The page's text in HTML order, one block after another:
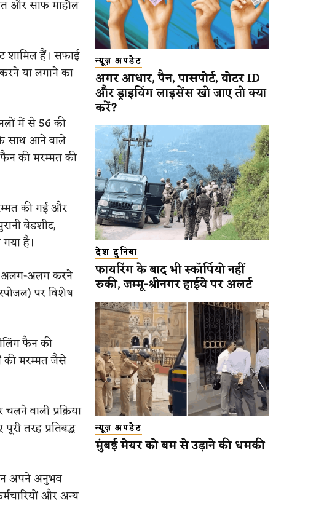
और साफ माहौल
शामिल हैं। सफाई
या लगाने का
में से 56 की
साथ आने वाले
की मरम्मत की
की गई और
बेडशीट,
है।
अलग-अलग करने
पर विशेष
फैन की
की मरम्मत जैसे
वाली प्रक्रिया
तरह प्रतिबद्ध
अपने अनुभव
और अन्य
न्यूज़ अपडेट
अगर आधार, पैन, पासपोर्ट, वोटर ID
और ड्राइविंग लाइसेंस खो जाए तो क्या
करें?
देश दुनिया
फायरिंग के बाद भी स्कॉर्पियो नहीं
रुकी, जम्मू-श्रीनगर हाईवे पर अलर्ट
न्यूज़ अपडेट
मुंबई मेयर को बम से उड़ाने की धमकी